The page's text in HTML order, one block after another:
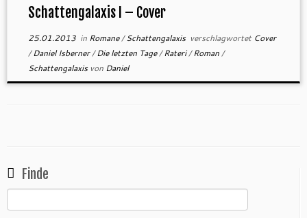
Schattengalaxis I – Cover
25.01.2013in Romane/Schattengalaxis verschlagwortet Cover
/Daniel Isberner/Die letzten Tage/Rateri/Roman/
Schattengalaxis von Daniel
Finde
Suchen
nach: